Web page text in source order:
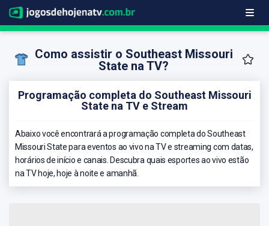
Como assistir o Southeast Missouri
State na TV?
Programação completa do Southeast Missouri
State na TV e Stream
Abaixo você encontrará a programação completa do Southeast
Missouri State para eventos ao vivo na TV e streaming com datas,
horários de início e canais. Descubra quais esportes ao vivo estão
na TV hoje, hoje à noite e amanhã.